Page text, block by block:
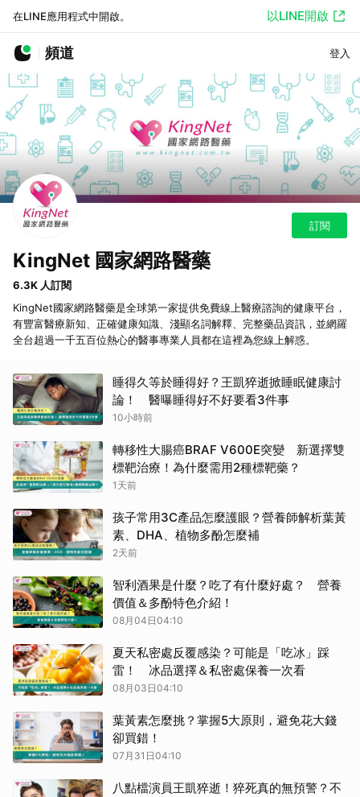
在LINE應用程式中開啟。 以LINE開啟
頻道 登入
訂閱
KingNet 國家網路醫藥
6.3K 人訂閱
KingNet國家網路醫藥是全球第一家提供免費線上醫療諮詢的健康平台，
有豐富醫療新知、正確健康知識、淺顯名詞解釋、完整藥品資訊，並網羅
全台超過一千五百位熱心的醫事專業人員都在這裡為您線上解惑。
睡得久等於睡得好？王凱猝逝掀睡眠健康討
論！ 醫曝睡得好不好要看3件事
10小時前
轉移性大腸癌BRAF V600E突變 新選擇雙
標靶治療！為什麼需用2種標靶藥？
1天前
孩子常用3C產品怎麼護眼？營養師解析葉黃
素、DHA、植物多酚怎麼補
2天前
智利酒果是什麼？吃了有什麼好處？ 營養
價值＆多酚特色介紹！
08月04日04:10
夏天私密處反覆感染？可能是「吃冰」踩
雷！ 冰品選擇＆私密處保養一次看
08月03日04:10
葉黃素怎麼挑？掌握5大原則，避免花大錢
卻買錯！
07月31日04:10
八點檔演員王凱猝逝！猝死真的無預警？不